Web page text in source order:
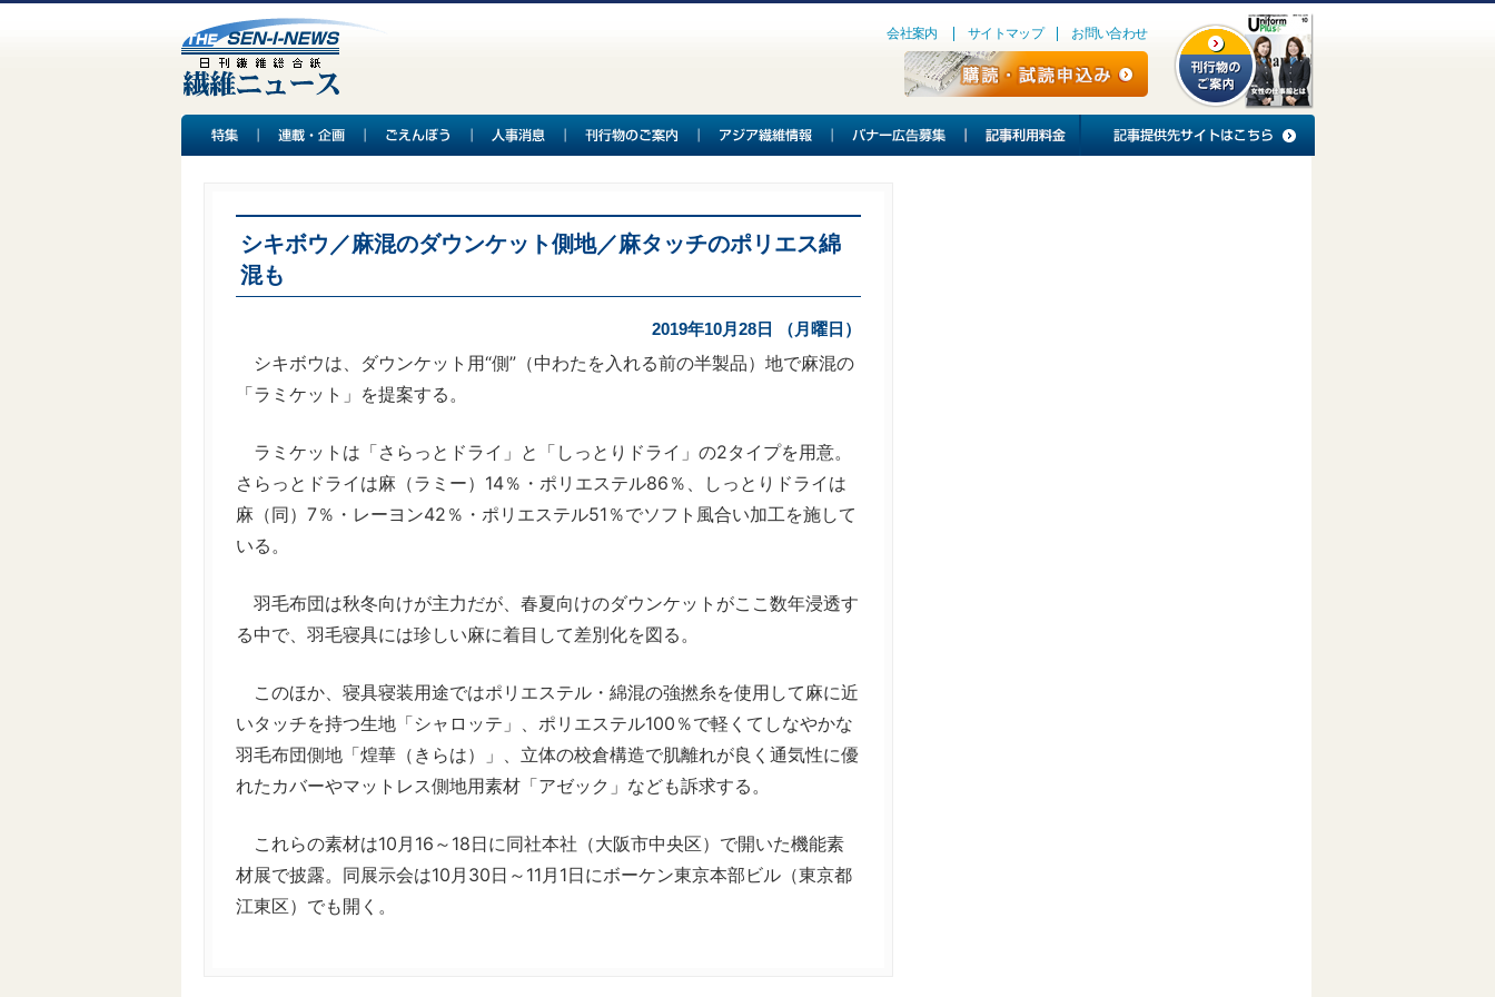
会社案内 サイトマップ お問い合わせ
シキボウ／麻混のダウンケット側地／麻タッチのポリエス綿
混も
2019年10月28日 （月曜日）
シキボウは、ダウンケット用“側”（中わたを入れる前の半製品）地で麻混の
「ラミケット」を提案する。
ラミケットは「さらっとドライ」と「しっとりドライ」の2タイプを用意。
さらっとドライは麻（ラミー）14％・ポリエステル86％、しっとりドライは
麻（同）7％・レーヨン42％・ポリエステル51％でソフト風合い加工を施して
いる。
羽毛布団は秋冬向けが主力だが、春夏向けのダウンケットがここ数年浸透す
る中で、羽毛寝具には珍しい麻に着目して差別化を図る。
このほか、寝具寝装用途ではポリエステル・綿混の強撚糸を使用して麻に近
いタッチを持つ生地「シャロッテ」、ポリエステル100％で軽くてしなやかな
羽毛布団側地「煌華（きらは）」、立体の校倉構造で肌離れが良く通気性に優
れたカバーやマットレス側地用素材「アゼック」なども訴求する。
これらの素材は10月16～18日に同社本社（大阪市中央区）で開いた機能素
材展で披露。同展示会は10月30日～11月1日にボーケン東京本部ビル（東京都
江東区）でも開く。